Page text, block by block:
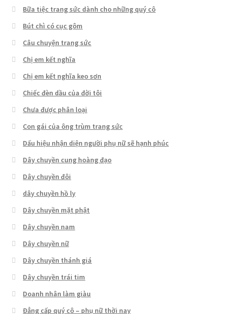
Bữa tiệc trang sức dành cho những quý cô
Bút chì có cục gôm
Câu chuyện trang sức
Chị em kết nghĩa
Chị em kết nghĩa keo sơn
Chiếc đèn dầu của đời tôi
Chưa được phân loại
Con gái của ông trùm trang sức
Dấu hiệu nhận diện người phụ nữ sẽ hạnh phúc
Dây chuyền cung hoàng đạo
Dây chuyền đôi
dây chuyền hồ ly
Dây chuyền mặt phật
Dây chuyền nam
Dây chuyền nữ
Dây chuyền thánh giá
Dây chuyền trái tim
Doanh nhân làm giàu
Đẳng cấp quý cô – phụ nữ thời nay